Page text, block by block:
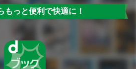
もっと便利で快適に！